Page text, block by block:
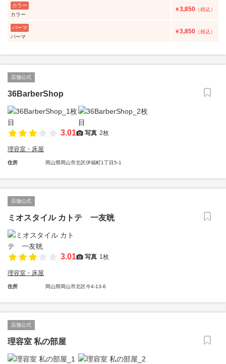
カラー
カラー
￥3,850 （税込）
パーマ
パーマ
￥3,850 （税込）
店舗公式
36BarberShop
3.01 写真 2枚
理容室・床屋
住所 岡山県岡山市北区伊福町1丁目5-1
店舗公式
ミオスタイル カトテ 一友晄
3.01 写真 1枚
理容室・床屋
住所 岡山県岡山市北区今4-13-6
店舗公式
理容室 私の部屋